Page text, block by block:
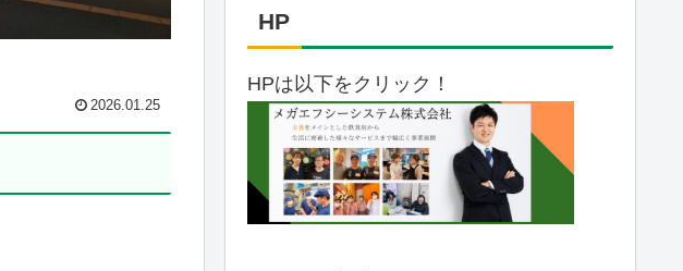
2026.01.25
HP
HPは以下をクリック！